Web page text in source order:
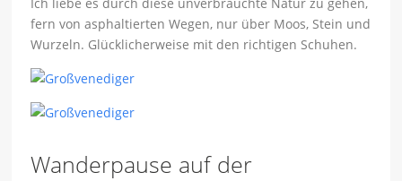
Ich liebe es durch diese unverbrauchte Natur zu gehen,
fern von asphaltierten Wegen, nur über Moos, Stein und
Wurzeln. Glücklicherweise mit den richtigen Schuhen.
Wanderpause auf der